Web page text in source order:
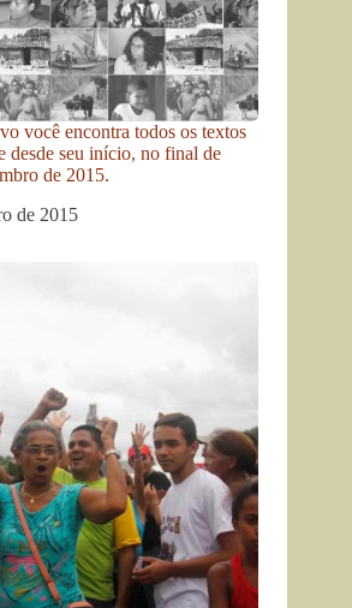
você encontra todos os textos
desde seu início, no final de
de 2015.
de 2015